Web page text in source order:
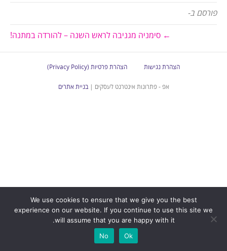
פורסם ב-
← סימניה מגניבה לראש השנה – להורדה במתנה!
הצהרת נגישות הצהרת פרטיות (Privacy Policy)
אפ - פתרונות אינטרנט לעסקים |בניית אתרים
We use cookies to ensure that we give you the best
experience on our website. If you continue to use this site we
will assume that you are happy with it.
Ok
No